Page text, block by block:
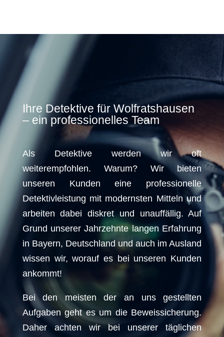
Ihre Detektive für Wolfratshausen
– ein professionelles Team
Als Detektive werden wir oft
weiterempfohlen. Warum? Wir bieten
unseren Kunden eine professionelle
Detektivleistung mit modernsten Mitteln und
arbeiten dabei diskret und unauffällig. Auf
Grund unserer Jahrzehnte langen Erfahrung
in Bayern, Deutschland und auch im Ausland
wissen wir, worauf es bei unseren Kunden
ankommt!
Bei den meisten der an uns gestellten
Aufgaben geht es um die Beweissicherung.
Daher achten wir bei unserer täglichen